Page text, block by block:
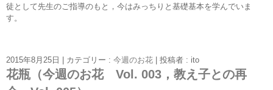
徒として先生のご指導のもと，今はみっちりと基礎基本を学んでいま
す。
2015年8月25日 | カテゴリー : 今週のお花 | 投稿者 : ito
花瓶（今週のお花 Vol. 003，教え子との再